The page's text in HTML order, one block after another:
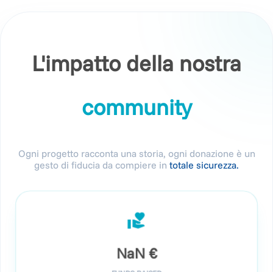
L'impatto della nostra
community
Ogni progetto racconta una storia, ogni donazione è un
gesto di fiducia da compiere in totale sicurezza.
NaN €